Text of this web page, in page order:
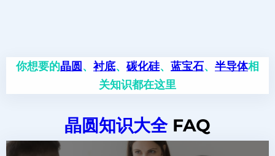
你想要的晶圆 、衬底、 碳化硅、 蓝宝石、 半导体相
关知识都在这里
晶圆知识大全FAQ